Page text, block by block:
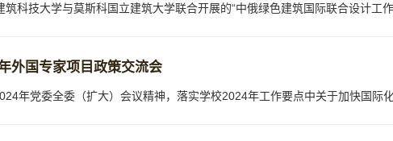
外国专家项目政策交流会